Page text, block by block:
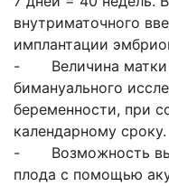
внутриматочного
имплантации
- Величина матки
бимануального
беременности, при
календарному сроку.
- Возможность
плода с помощью